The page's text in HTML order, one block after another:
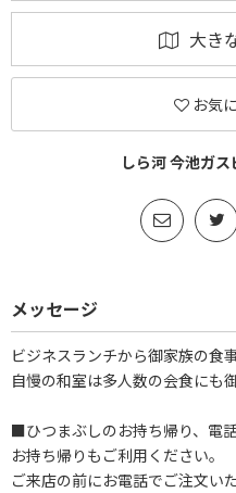
大き
お気
しら河 今池ガ
メッセージ
ビジネスランチから御家族の食事
自慢の和室は多人数の会食にも
■ひつまぶしのお持ち帰り、電話
お持ち帰りもご利用ください。
ご来店の前にお電話でご注文い